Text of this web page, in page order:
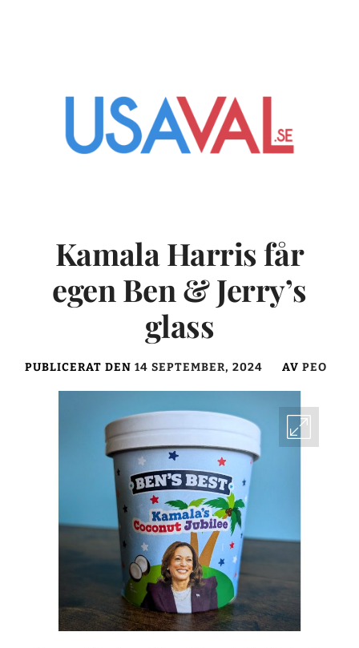
Kamala Harris får
egen Ben & Jerry’s
glass
PUBLICERAT DEN 14 SEPTEMBER, 2024 AV PEO